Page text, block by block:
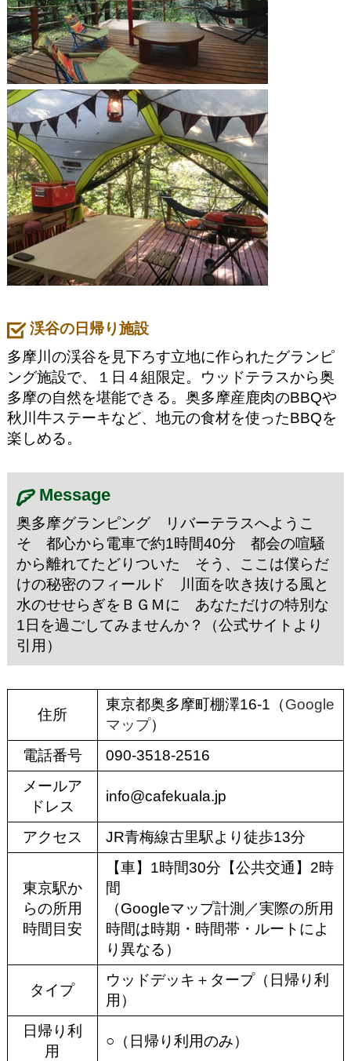
渓谷の日帰り施設
多摩川の渓谷を見下ろす立地に作られたグランピ
ング施設で、１日４組限定。ウッドテラスから奥
多摩の自然を堪能できる。奥多摩産鹿肉のBBQや
秋川牛ステーキなど、地元の食材を使ったBBQを
楽しめる。
Message
奥多摩グランピング リバーテラスへようこ
そ 都心から電車で約1時間40分 都会の喧騒
から離れてたどりついた そう、ここは僕らだ
けの秘密のフィールド 川面を吹き抜ける風と
水のせせらぎをＢＧＭに あなただけの特別な
1日を過ごしてみませんか？（公式サイトより
引用）
住所
東京都奥多摩町棚澤16-1（Google
マップ）
電話番号
090-3518-2516
メールア
ドレス
info@cafekuala.jp
アクセス JR青梅線古里駅より徒歩13分
東京駅か
らの所用
時間目安
【車】1時間30分【公共交通】2時
間
（Googleマップ計測／実際の所用
時間は時期・時間帯・ルートによ
り異なる）
タイプ
ウッドデッキ＋タープ（日帰り利
用）
日帰り利
用
○（日帰り利用のみ）